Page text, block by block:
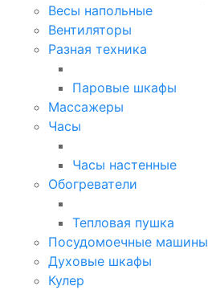
Весы напольные
Вентиляторы
Разная техника
Паровые шкафы
Массажеры
Часы
Часы настенные
Обогреватели
Тепловая пушка
Посудомоечные машины
Духовые шкафы
Кулер